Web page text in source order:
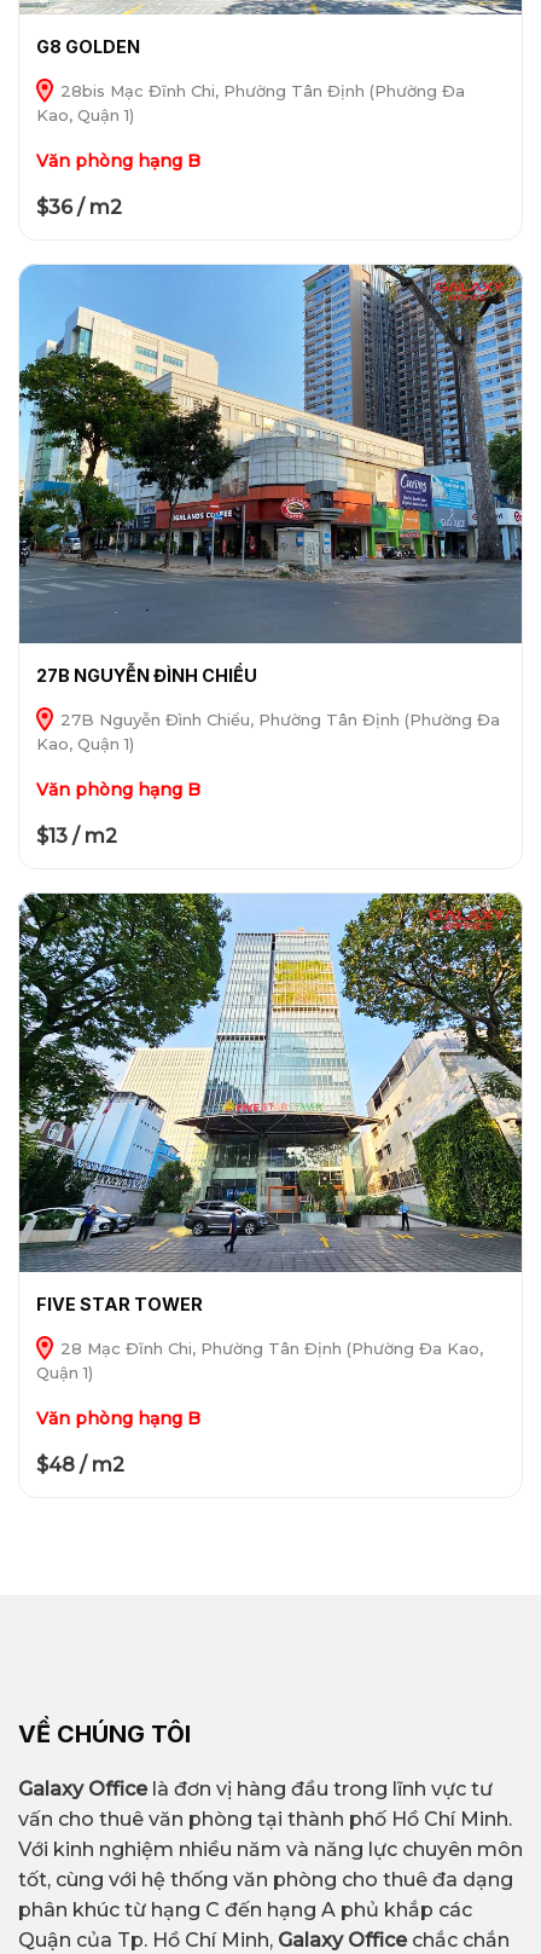
G8 GOLDEN
28bis Mạc Đĩnh Chi, Phường Tân Định (Phường Đa
Kao, Quận 1)
Văn phòng hạng B
$36 / m2
27B NGUYỄN ĐÌNH CHIỂU
27B Nguyễn Đình Chiểu, Phường Tân Định (Phường Đa
Kao, Quận 1)
Văn phòng hạng B
$13 / m2
FIVE STAR TOWER
28 Mạc Đĩnh Chi, Phường Tân Định (Phường Đa Kao,
Quận 1)
Văn phòng hạng B
$48 / m2
VỀ CHÚNG TÔI
Galaxy Officelà đơn vị hàng đầu trong lĩnh vực tư
vấn cho thuê văn phòng tại thành phố Hồ Chí Minh.
Với kinh nghiệm nhiều năm và năng lực chuyên môn
tốt, cùng với hệ thống văn phòng cho thuê đa dạng
phân khúc từ hạng C đến hạng A phủ khắp các
Quận của Tp. Hồ Chí Minh, Galaxy Office chắc chắn